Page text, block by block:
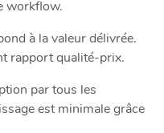
workflow.
à la valeur délivrée.
rapport qualité-prix.
par tous les
est minimale grâce